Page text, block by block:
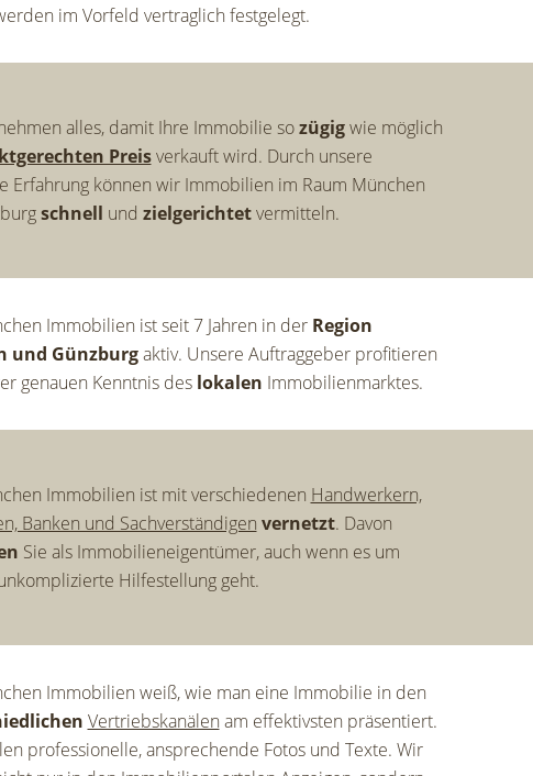
im Vorfeld vertraglich festgelegt.
alles, damit Ihre Immobilie sozügigwie möglich
Preisverkauft wird. Durch unsere
Erfahrung können wir Immobilien im Raum München
schnell und zielgerichtetvermitteln.
Immobilien ist seit 7 Jahren in der Region
und Günzburgaktiv. Unsere Auftraggeber profitieren
genauen Kenntnis des lokalen Immobilienmarktes.
Immobilien ist mit verschiedenen Handwerkern,
Banken und Sachverständigen vernetzt. Davon
Sie als Immobilieneigentümer, auch wenn es um
Hilfestellung geht.
Immobilien weiß, wie man eine Immobilie in den
Vertriebskanälenam effektivsten präsentiert.
professionelle, ansprechende Fotos und Texte. Wir